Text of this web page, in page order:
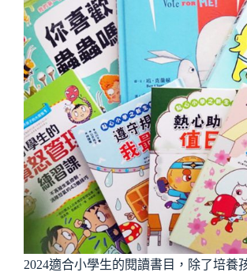
2024適合小學生的閱讀書目，除了培養